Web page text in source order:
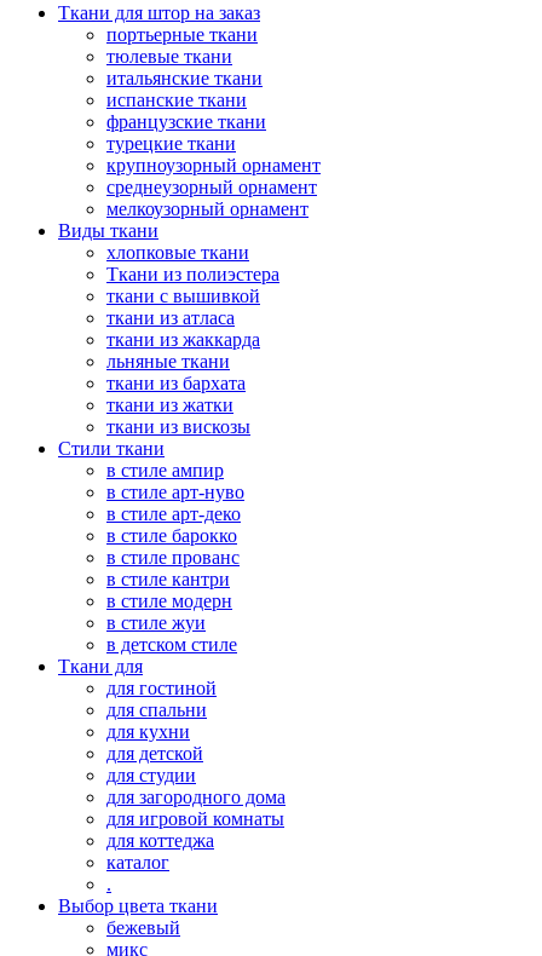
Ткани для штор на заказ
портьерные ткани
тюлевые ткани
итальянские ткани
испанские ткани
французские ткани
турецкие ткани
крупноузорный орнамент
среднеузорный орнамент
мелкоузорный орнамент
Виды ткани
хлопковые ткани
Ткани из полиэстера
ткани с вышивкой
ткани из атласа
ткани из жаккарда
льняные ткани
ткани из бархата
ткани из жатки
ткани из вискозы
Стили ткани
в стиле ампир
в стиле арт-нуво
в стиле арт-деко
в стиле барокко
в стиле прованс
в стиле кантри
в стиле модерн
в стиле жуи
в детском стиле
Ткани для
для гостиной
для спальни
для кухни
для детской
для студии
для загородного дома
для игровой комнаты
для коттеджа
каталог
.
Выбор цвета ткани
бежевый
микс